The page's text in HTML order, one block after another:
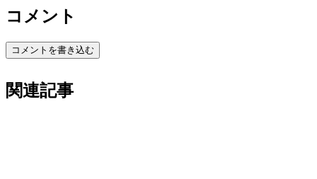
コメント
コメントを書き込む
関連記事